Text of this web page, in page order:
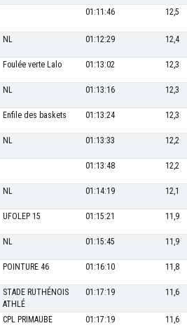
01:11:46 12,5
NL 01:12:29 12,4
Foulée verte Lalo 01:13:02 12,3
NL 01:13:16 12,3
Enfile des baskets 01:13:24 12,3
NL 01:13:33 12,2
01:13:48 12,2
NL 01:14:19 12,1
UFOLEP 15 01:15:21 11,9
NL 01:15:45 11,9
POINTURE 46 01:16:10 11,8
STADE RUTHÉNOIS
ATHLÉ
01:17:19 11,6
CPL PRIMAUBE 01:17:19 11,6